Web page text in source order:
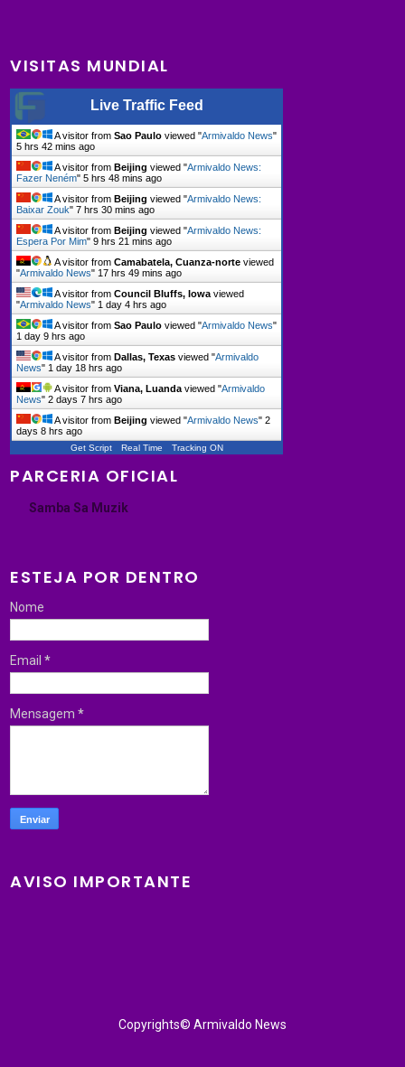
VISITAS MUNDIAL
Live Traffic Feed
A visitor fromSao Paulo viewed "Armivaldo News"
5 hrs 42 mins ago
A visitor fromBeijing viewed "Armivaldo News:
Fazer Neném"5 hrs 48 mins ago
A visitor fromBeijing viewed "Armivaldo News:
Baixar Zouk"7 hrs 30 mins ago
A visitor fromBeijing viewed "Armivaldo News:
Espera Por Mim"9 hrs 21 mins ago
A visitor fromCamabatela, Cuanza-norte viewed
"Armivaldo News" 17 hrs 49 mins ago
A visitor fromCouncil Bluffs, Iowa viewed
"Armivaldo News" 1 day 4 hrs ago
A visitor fromSao Paulo viewed "Armivaldo News"
1 day 9 hrs ago
A visitor fromDallas, Texas viewed "Armivaldo
News" 1 day 18 hrs ago
A visitor fromViana, Luanda viewed "Armivaldo
News"2 days 7 hrs ago
A visitor fromBeijing viewed "Armivaldo News"2
days 8 hrs ago
Get Script Real Time Tracking ON
PARCERIA OFICIAL
Samba Sa Muzik
ESTEJA POR DENTRO
Nome
Email*
Mensagem*
AVISO IMPORTANTE
Copyrights© Armivaldo News